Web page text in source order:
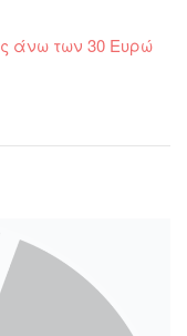
άνω των 30 Ευρώ